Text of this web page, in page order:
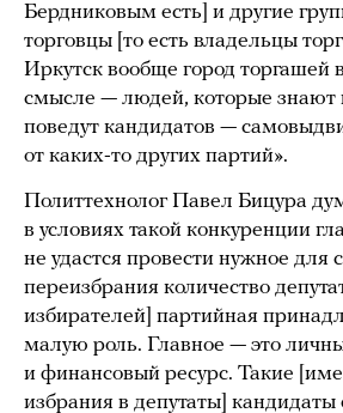
Бердниковым есть] и другие
торговцы [то есть владельцы
Иркутск вообще город торгашей
смысле — людей, которые знают
поведут кандидатов —
от каких-то других партий».
Политтехнолог Павел Бицура
в условиях такой конкуренции
не удастся провести нужное для
переизбрания количество
избирателей] партийная
малую роль. Главное — это
и финансовый ресурс. Такие
избрания в депутаты] кандидаты